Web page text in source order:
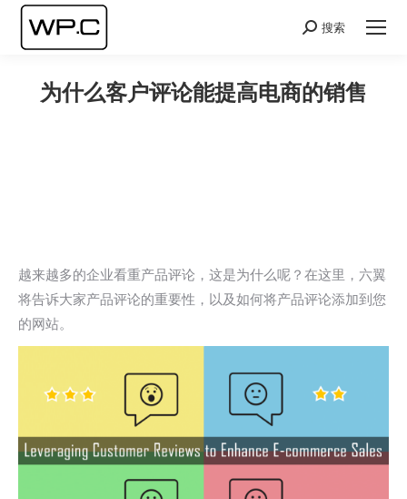
Search:
搜索
为什么客户评论能提高电商的销售
越来越多的企业看重产品评论，这是为什么呢？在这里，六翼
将告诉大家产品评论的重要性，以及如何将产品评论添加到您
的网站。